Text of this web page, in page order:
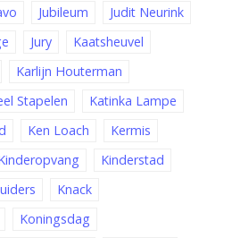
Jubileum
Judit Neurink
Jury
Kaatsheuvel
Karlijn Houterman
Stapelen
Katinka Lampe
Ken Loach
Kermis
Kinderstad
Knack
Koningsdag